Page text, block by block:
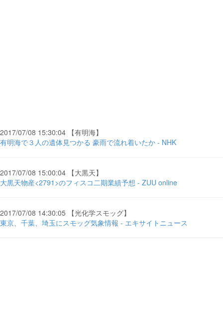
2017/07/08 15:30:04 【有明海】
有明海で３人の遺体見つかる 豪雨で流れ着いたか - NHK
2017/07/08 15:00:04 【大黒天】
大黒天物産<2791>のフィスコ二期業績予想 - ZUU online
2017/07/08 14:30:05 【光化学スモッグ】
東京、千葉、埼玉にスモッグ気象情報 - エキサイトニュース